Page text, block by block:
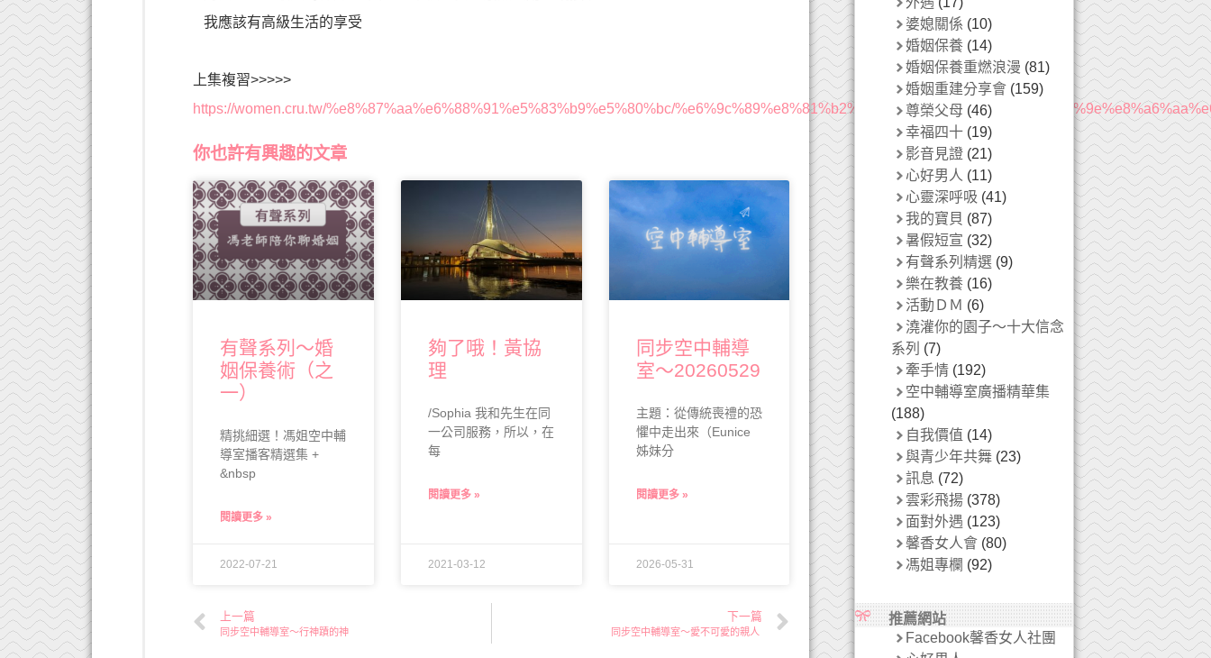
低
我應該有高級生活的享受
上集複習>>>>>
https://women.cru.tw/%e8%87%aa%e6%88%91%e5%83%b9%e5%80%bc/
你也許有興趣的文章
有聲系列～婚
姻保養術（之
一）
精挑細選！馮姐空中輔
導室播客精選集 +
&nbsp
閱讀更多 »
2022-07-21
夠了哦！黃協
理
/Sophia 我和先生在同
一公司服務，所以，在
每
閱讀更多 »
2021-03-12
同步空中輔導
室～20260529
主題：從傳統喪禮的恐
懼中走出來（Eunice
姊妹分
閱讀更多 »
2026-05-31
上一篇
同步空中輔導室～行神蹟的神
下一篇
同步空中輔導室～愛不可愛的親人
婆媳關係 (10)
婚姻保養(14)
婚姻保養重燃浪漫 (81)
婚姻重建分享會(159)
尊榮父母 (46)
幸福四十(19)
影音見證(21)
心好男人 (11)
心靈深呼吸 (41)
我的寶貝 (87)
暑假短宣 (32)
有聲系列精選(9)
樂在教養(16)
活動ＤＭ (6)
澆灌你的園子～十大信念
系列 (7)
牽手情(192)
空中輔導室廣播精華集
(188)
自我價值 (14)
與青少年共舞(23)
訊息 (72)
雲彩飛揚(378)
面對外遇 (123)
馨香女人會(80)
馮姐專欄 (92)
推薦網站
Facebook馨香女人社團